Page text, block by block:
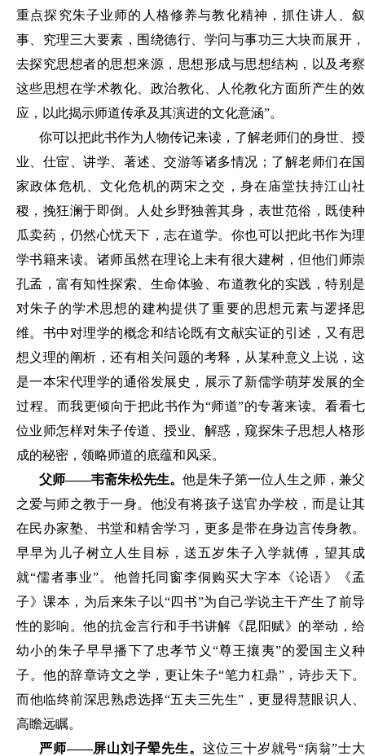
重点探究朱子业师的人格修养与教化精神 ，抓住讲人、叙
事、 究理三大要素 ， 围绕德行、学问与事功三大块而展开 ，
去探究思想者的思想来源 ， 思想形成与思想结构 ，
以及考察
这些思想在学术教化、政治教化、人 伦教化方面所产生的效
应 ， 以此揭示师道传承及其演进的文化意涵”。
你可以把此书作为人物传记来读 ， 了解老师们的身世
授
业
仕宦、讲学、著述、交游等诸多情况 ； 了解老师们在国
家政体危机、文化危机的两宋之交 ， 身在庙堂扶持江山社
稷 ， 挽狂澜于即倒 。 人处乡野独善其身 ， 表世范俗 ， 既使种
瓜卖药 ， 仍然心忧天下 ，志在道学。 你也可以把此书作为理
学书籍来读。 诸师虽然在理论上未有很大建树 ，但他们师崇
孔孟 ，富有知性探索 生命体验、布道教化的实践 ，特别是
对朱子的学术思想的建构提供了重要的思想元素与逻择思
维。 书中对理学的概念和结论既有文献实证的引述， 又有思
想义理的阐析，还有相关问题的考释 ， 从某种意义上说 ，这
是一本宋代理学的通俗发展 史 ， 展示了新儒学萌芽发展的全
过程。 而我更倾向于把此书作为“师道”的专著来读。 看看七
位业师怎样对朱子传道、授业、解惑 ，窥探朱子思想人格形
成的秘密 ， 领略师道的底蕴和风采。
父师——韦斋朱松先生。 他是朱子第一位人生之师 ，兼父
之爱与师之教于一身。 他没有将孩子送官办学校 ， 而是让其
在民办家塾、 书堂和精舍学习 ， 更多是带在身边言传身教。
早早为儿子树立人生目标 ，送五岁朱子入学就傅 ， 望其成
就“儒者事业”。 他曾托同窗李侗 购买大字本《论语》《孟
子》课本， 为后来朱子 以“四书”为自己学说主干产生了前导
性的影响 。他的抗金言行和手书讲解《昆阳赋》的举动 ，给
幼小的朱子早早播下了忠孝节义 “尊王攘夷”的爱国主义种
子 。他的辞章诗文之学 ， 更让朱子“笔力杠鼎”， 诗步天下。
而他临终前深思熟虑选择“五夫三先生” ，更显得慧眼识人、
高瞻远瞩。
严师——屏山刘子翚先生。 这位三十岁就号“病翁”士大